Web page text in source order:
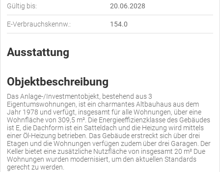
Gültig bis: 20.06.2028
E-Verbrauchskennw.: 154.0
Ausstattung
Objektbeschreibung
Das Anlage-/Investmentobjekt, bestehend aus 3
Eigentumswohnungen, ist ein charmantes Altbauhaus aus dem
Jahr 1978 und verfügt, insgesamt für alle Wohnungen, über eine
Wohnfläche von 309,5 m². Die Energieeffizienzklasse des Gebäudes
ist E, die Dachform ist ein Satteldach und die Heizung wird mittels
einer Öl-Heizung betrieben. Das Gebäude erstreckt sich über drei
Etagen und die Wohnungen verfügen zudem über drei Garagen. Der
Keller bietet eine zusätzliche Nutzfläche von insgesamt 20 m² Due
Wohnungen wurden modernisiert, um den aktuellen Standards
gerecht zu werden.